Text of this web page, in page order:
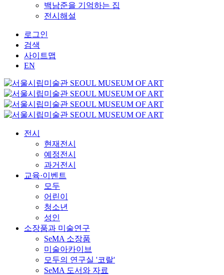
백남준을 기억하는 집
전시해설
로그인
검색
사이트맵
EN
전시
현재전시
예정전시
과거전시
교육·이벤트
모두
어린이
청소년
성인
소장품과 미술연구
SeMA 소장품
미술아카이브
모두의 연구실 '코랄'
SeMA 도서와 자료